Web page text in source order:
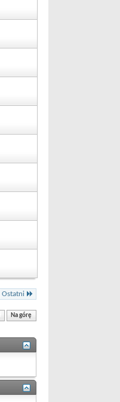
Ostatni
Na górę